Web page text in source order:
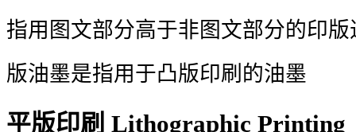
指用图文部分高于非图文部分的印
版油墨是指用于凸版印刷的油墨
平版印刷 Lithographic Printing